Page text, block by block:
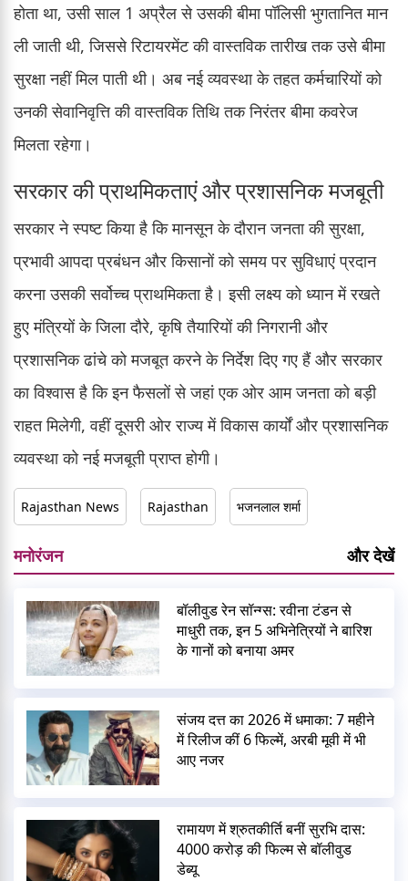
होता था, उसी साल 1 अप्रैल से उसकी बीमा पॉलिसी भुगतानित मान
ली जाती थी, जिससे रिटायरमेंट की वास्तविक तारीख तक उसे बीमा
सुरक्षा नहीं मिल पाती थी। अब नई व्यवस्था के तहत कर्मचारियों को
उनकी सेवानिवृत्ति की वास्तविक तिथि तक निरंतर बीमा कवरेज
मिलता रहेगा।
सरकार की प्राथमिकताएं और प्रशासनिक मजबूती
सरकार ने स्पष्ट किया है कि मानसून के दौरान जनता की सुरक्षा,
प्रभावी आपदा प्रबंधन और किसानों को समय पर सुविधाएं प्रदान
करना उसकी सर्वोच्च प्राथमिकता है। इसी लक्ष्य को ध्यान में रखते
हुए मंत्रियों के जिला दौरे, कृषि तैयारियों की निगरानी और
प्रशासनिक ढांचे को मजबूत करने के निर्देश दिए गए हैं और सरकार
का विश्वास है कि इन फैसलों से जहां एक ओर आम जनता को बड़ी
राहत मिलेगी, वहीं दूसरी ओर राज्य में विकास कार्यों और प्रशासनिक
व्यवस्था को नई मजबूती प्राप्त होगी।
Rajasthan News Rajasthan भजनलाल शर्मा
मनोरंजन और देखें
बॉलीवुड रेन सॉन्ग्स: रवीना टंडन से
माधुरी तक, इन 5 अभिनेत्रियों ने बारिश
के गानों को बनाया अमर
संजय दत्त का 2026 में धमाका: 7 महीने
में रिलीज कीं 6 फिल्में, अरबी मूवी में भी
आए नजर
रामायण में श्रुतकीर्ति बनीं सुरभि दास:
4000 करोड़ की फिल्म से बॉलीवुड
डेब्यू